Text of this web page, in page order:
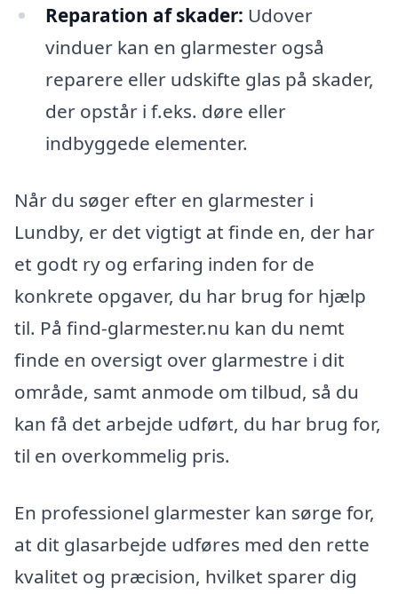
Reparation af skader: Udover
vinduer kan en glarmester også
reparere eller udskifte glas på skader,
der opstår i f.eks. døre eller
indbyggede elementer.
Når du søger efter en glarmester i
Lundby, er det vigtigt at finde en, der har
et godt ry og erfaring inden for de
konkrete opgaver, du har brug for hjælp
til. På find-glarmester.nu kan du nemt
finde en oversigt over glarmestre i dit
område, samt anmode om tilbud, så du
kan få det arbejde udført, du har brug for,
til en overkommelig pris.
En professionel glarmester kan sørge for,
at dit glasarbejde udføres med den rette
kvalitet og præcision, hvilket sparer dig